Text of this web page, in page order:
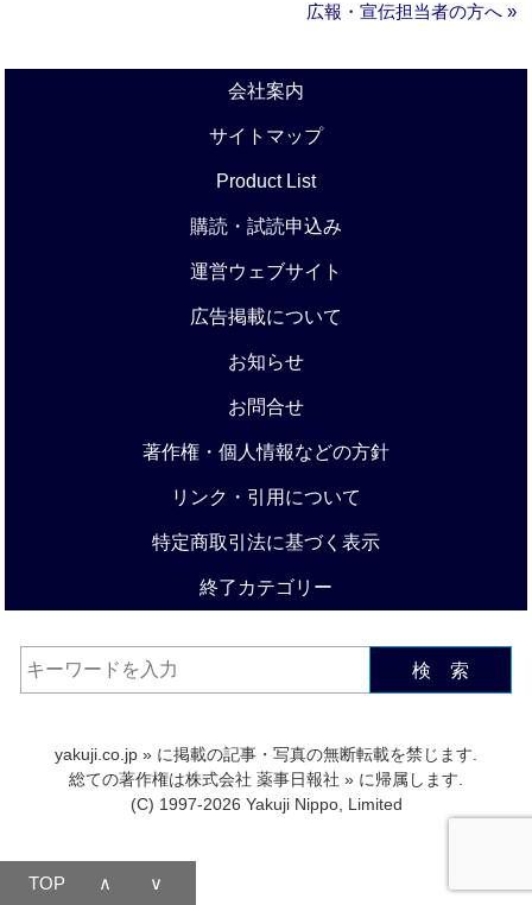
広報・宣伝担当者の方へ »
会社案内
サイトマップ
Product List
購読・試読申込み
運営ウェブサイト
広告掲載について
お知らせ
お問合せ
著作権・個人情報などの方針
リンク・引用について
特定商取引法に基づく表示
終了カテゴリー
検 索
yakuji.co.jp » に掲載の記事・写真の無断転載を禁じます.
総ての著作権は株式会社 薬事日報社 » に帰属します.
(C) 1997-2026 Yakuji Nippo, Limited
TOP ∧ ∨